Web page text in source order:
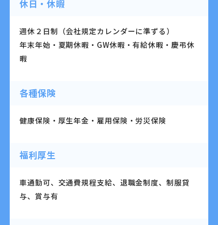
休日・休暇
週休２日制（会社規定カレンダーに準ずる）
年末年始・夏期休暇・GW休暇・有給休暇・慶弔休
暇
各種保険
健康保険・厚生年金・雇用保険・労災保険
福利厚生
車通勤可、交通費規程支給、退職金制度、制服貸
与、賞与有